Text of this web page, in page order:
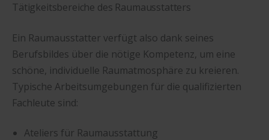
Tätigkeitsbereiche des Raumausstatters
Ein Raumausstatter verfügt also dank seines
Berufsbildes über die nötige Kompetenz, um eine
schöne, individuelle Raumatmosphäre zu kreieren.
Typische Arbeitsumgebungen für die qualifizierten
Fachleute sind:
Ateliers für Raumausstattung